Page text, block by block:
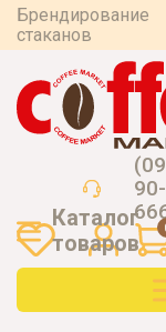
Брендирование
стаканов
Каталог
товаров